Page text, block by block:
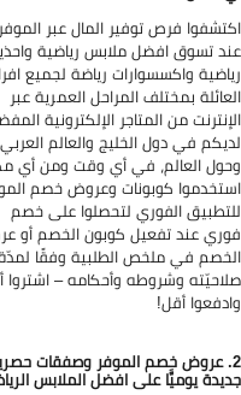
فرص توفير المال عبر الموفر
تسوق افضل ملابس رياضية واحذية
واكسسوارات رياضة لجميع افراد
بمختلف المراحل العمرية عبر
من المتاجر الإلكترونية
في دول الخليج والعالم العربي
العالم، في أي وقت ومن أي
كوبونات وعروض خصم
الفوري لتحصلوا على خصم
عند تفعيل كوبون الخصم أو
في ملخص الطلبية وفقًا لمدّة
وشروطه وأحكامه – اشتروا
أقل!
2. عروض خصم الموفر وصفقات
يوميًّا على افضل الملابس